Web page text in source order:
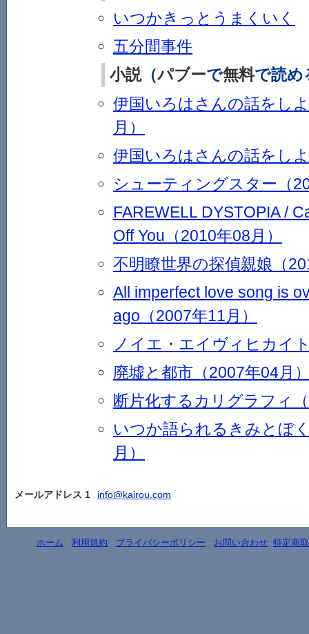
いつかきっとうまくいく
五分間事件
小説（パブーで無料で読め
伊国いろはさんの話をし
月）
伊国いろはさんの話をし
シューティングスター（
FAREWELL DYSTOPIA /
Off You（2010年08月）
不明瞭世界の探偵親娘（
All imperfect love song is
ago（2007年11月）
ノイエ・エイヴィヒカイ
廃墟と都市（2007年04月
断片化するカリグラフィ
いつか語られるきみとぼ
月）
メールアドレス 1 info@kairou.com
ホーム - 利用規約 - プライバシーポリシー - お問い合わせ- 特定商